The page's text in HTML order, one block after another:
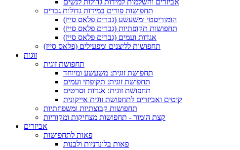
אביזרים והשלמות למידות גדולות לנשים
תחפושות פורים במידות גדולות גברים
הומוריסטי ומשעשע (גברים פלאס סייז)
תחפושות תקופתיות (גברים פלאס סייז)
אגדות ועמים (גברים פלאס סייז)
תחפושות לליצנים ומפעילים (פלאס סייז)
זוגות
תחפושת זוגית
תחפושת זוגית: משעשע ומיוחד
תחפושת זוגית: תקופתי ועמים
תחפושת זוגית: אגדות וסרטים
קיטים ואביזרים לתחפושת זוגית אייקונית
תחפושות קבוצתיות ומשפחתיות
קצת הומור - תחפושות מצחיקות ומקוריות
אביזרים
פאות לתחפושות
פאות בלונדניות ולבנות